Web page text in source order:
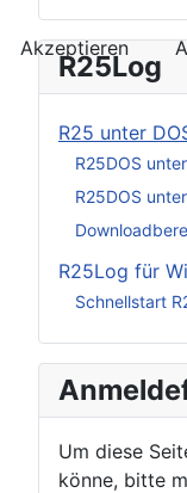
R25Log
R25 unter
R25DOS
R25DOS
R25Log für
Schnellstart
Um diese
könne, bitte
Akzeptieren